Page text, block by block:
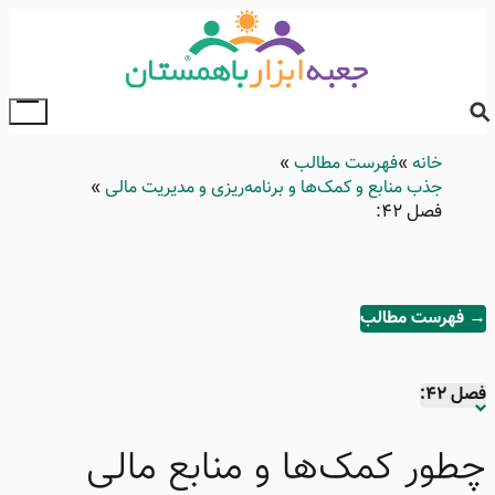
Breadcrumb
خانه فهرست مطالب
جذب منابع و کمک‌ها و برنامه‌ریزی و مدیریت مالی
فصل ۴۲:
→ فهرست مطالب
فصل ۴۲:
چطور کمک‌ها و منابع مالی